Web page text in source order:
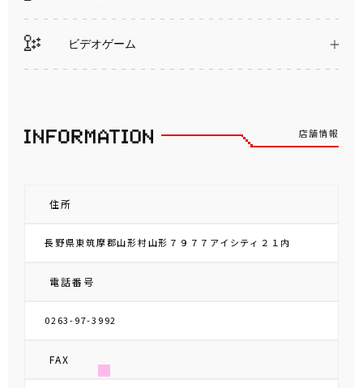
ビデオゲーム
店舗情報
住所
長野県東筑摩郡山形村山形７９７７アイシティ２１内
電話番号
0263-97-3992
FAX